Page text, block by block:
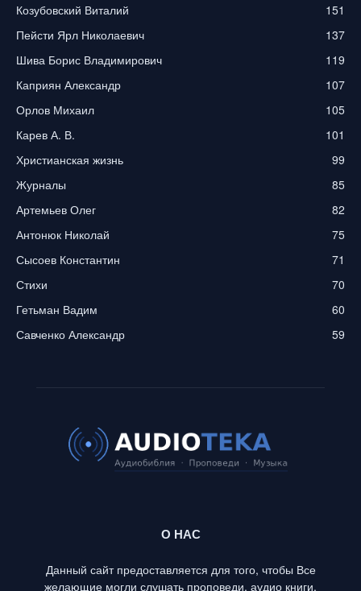
Козубовский Виталий
151
Пейсти Ярл Николаевич
137
Шива Борис Владимирович
119
Каприян Александр
107
Орлов Михаил
105
Карев А. В.
101
Христианская жизнь
99
Журналы
85
Артемьев Олег
82
Антонюк Николай
75
Сысоев Константин
71
Стихи
70
Гетьман Вадим
60
Савченко Александр
59
О НАС
Данный сайт предоставляется для того, чтобы Все
желающие могли слушать проповеди, аудио книги,